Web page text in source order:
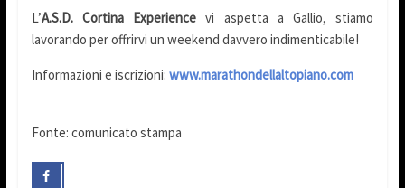
L’A.S.D. Cortina Experience vi aspetta a Gallio, stiamo
lavorando per offrirvi un weekend davvero indimenticabile!
Informazioni e iscrizioni: www.marathondellaltopiano.com
Fonte: comunicato stampa